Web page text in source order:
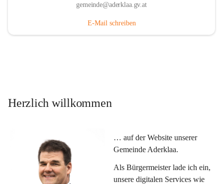
gemeinde@aderklaa.gv.at
E-Mail schreiben
Herzlich willkommen
… auf der Website unserer
Gemeinde Aderklaa.
Als Bürgermeister lade ich ein,
unsere digitalen Services wie